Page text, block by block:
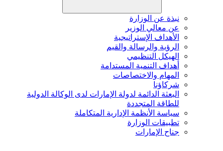
نبذة عن الوزارة
عن معالي الوزير
الأهداف الإستراتيجية
الرؤية والرسالة والقيم
الهيكل التنظيمي
أهداف التنمية المستدامة
المهام والاختصاصات
شركاؤنا
البعثة الدائمة لدولة الإمارات لدى الوكالة الدولية
للطاقة المتجددة
سياسة الأنظمة الإدارية المتكاملة
تطبيقات الوزارة
جناح الإمارات